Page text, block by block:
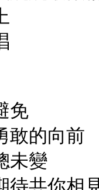
免
敢的向前
未變